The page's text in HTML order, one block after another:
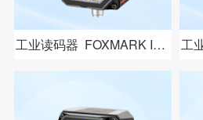
工业读码器 FOXMARK ID405